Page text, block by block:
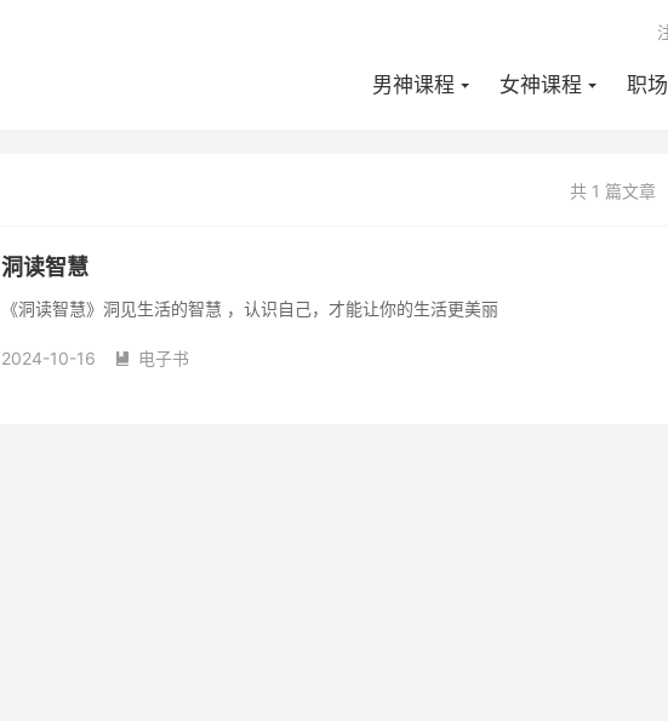
男神课程 女神课程 职
共 1 篇文章
洞读智慧
《洞读智慧》洞见生活的智慧 ，认识自己，才能让你的生活更美丽
2024-10-16  电子书